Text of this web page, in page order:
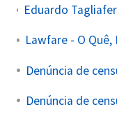
Denúncia de
Denúncia de